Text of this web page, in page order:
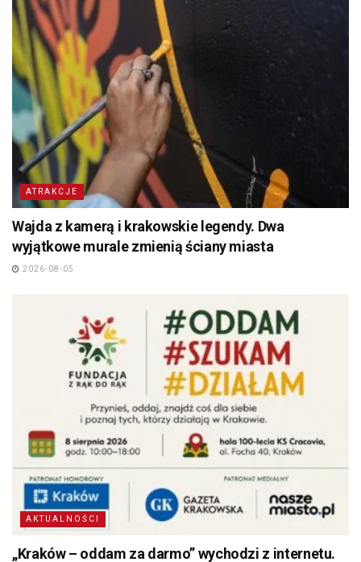
ATRAKCJE
Wajda z kamerą i krakowskie legendy. Dwa
wyjątkowe murale zmienią ściany miasta
2026-08-05
AKTUALNOŚCI
„Kraków – oddam za darmo” wychodzi z internetu.